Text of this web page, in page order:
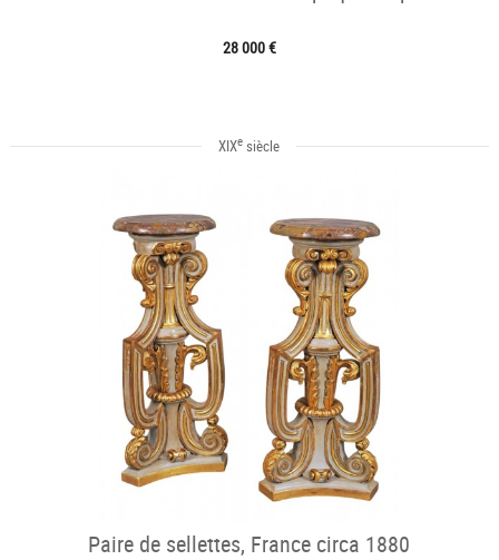
28 000 €
XIXe siècle
Paire de sellettes, France circa 1880